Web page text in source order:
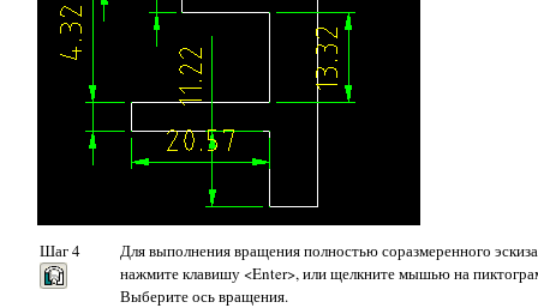
Шаг 4
Для выполнения вращения полностью соразмеренного
нажмите клавишу <Enter>, или щелкните мышью на
Выберите ось вращения.